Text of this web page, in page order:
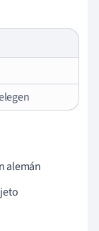
alemán